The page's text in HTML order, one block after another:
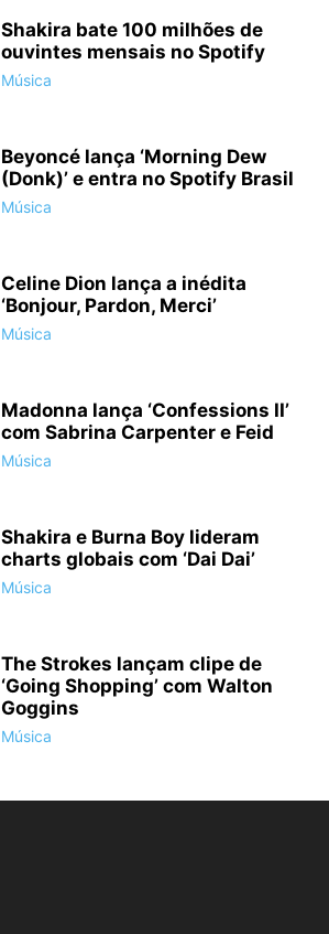
Shakira bate 100 milhões de
ouvintes mensais no Spotify
Música
Beyoncé lança ‘Morning Dew
(Donk)’ e entra no Spotify Brasil
Música
Celine Dion lança a inédita
‘Bonjour, Pardon, Merci’
Música
Madonna lança ‘Confessions II’
com Sabrina Carpenter e Feid
Música
Shakira e Burna Boy lideram
charts globais com ‘Dai Dai’
Música
The Strokes lançam clipe de
‘Going Shopping’ com Walton
Goggins
Música